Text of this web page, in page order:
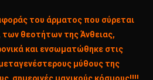
του άρματος που σύρεται
θεοτήτων της Άνθειας,
και ενσωματώθηκε στις
μύθους της